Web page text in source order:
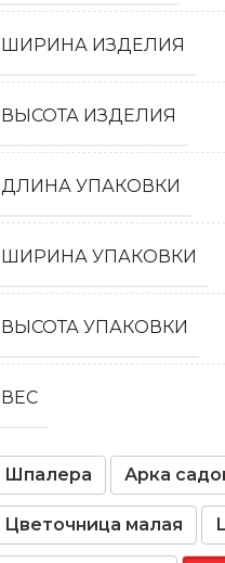
ШИРИНА ИЗДЕЛИЯ
ВЫСОТА ИЗДЕЛИЯ
ДЛИНА УПАКОВКИ
ШИРИНА УПАКОВКИ
ВЫСОТА УПАКОВКИ
ВЕС
Шпалера Арка
Цветочница малая